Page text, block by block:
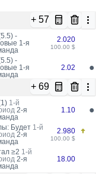
+ 57
-
1-я
2.020
100.00 $
-
1-я
2.02
●
+ 69
1-й
2-я
1.10 ●
Будет 1-й
2-я
2.980
100.00 $
≥2 1-й
2-я
18.00